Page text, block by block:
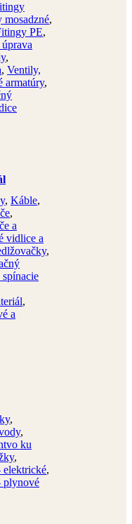
mosadzné,
PE,
,
, Ventily,
armatúry,
, Káble,
,
a
vidlice a
,
,
a
,
,
ku
,
elektrické,
plynové